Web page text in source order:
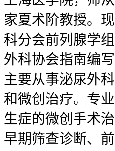
家夏术阶教授。
科分会前列腺学
外科协会指南编
主要从事泌尿外
和微创治疗。专
生症的微创手术
早期筛查诊断、